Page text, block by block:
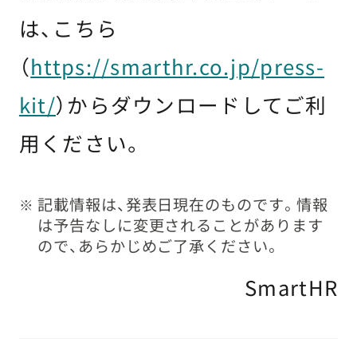
は、こちら
（https://smarthr.co.jp/press-
kit/）からダウンロードしてご利
用ください。
※ 記載情報は、発表日現在のものです。情報
は予告なしに変更されることがあります
ので、あらかじめご了承ください。
SmartHR